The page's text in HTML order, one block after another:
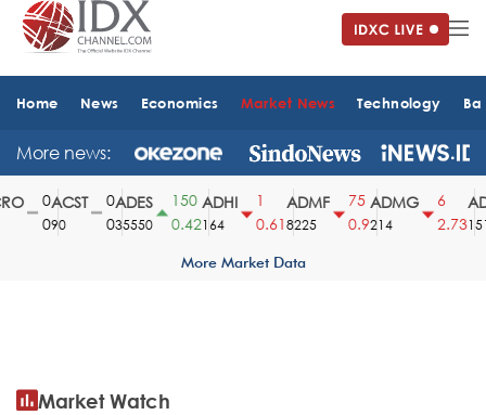
Home News Economics Market News Technology
More news:
ACST
90
ADES
35550
150
0.42
ADHI
164
0.61
ADMF
8225
75
0.9
ADMG
214
2.731510
More Market Data
Market Watch